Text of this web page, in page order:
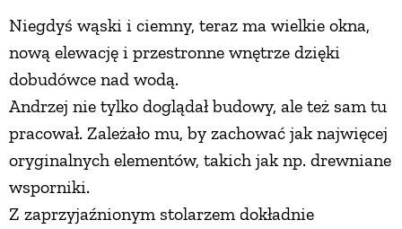
Niegdyś wąski i ciemny, teraz ma wielkie okna,
nową elewację i przestronne wnętrze dzięki
dobudówce nad wodą.
Andrzej nie tylko doglądał budowy, ale też sam tu
pracował. Zależało mu, by zachować jak najwięcej
oryginalnych elementów, takich jak np. drewniane
wsporniki.
Z zaprzyjaźnionym stolarzem dokładnie